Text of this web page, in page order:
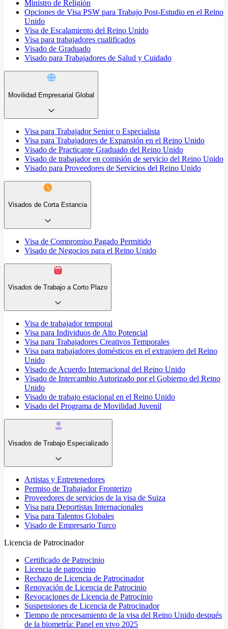
Ministro de Religión
Opciones de Visa PSW para Trabajo Post-Estudio en el Reino
Unido
Visa de Escalamiento del Reino Unido
Visa para trabajadores cualificados
Visado de Graduado
Visado para Trabajadores de Salud y Cuidado
Movilidad Empresarial Global
Visa para Trabajador Senior o Especialista
Visa para Trabajadores de Expansión en el Reino Unido
Visado de Practicante Graduado del Reino Unido
Visado de trabajador en comisión de servicio del Reino Unido
Visado para Proveedores de Servicios del Reino Unido
Visados de Corta Estancia
Visa de Compromiso Pagado Permitido
Visado de Negocios para el Reino Unido
Visados de Trabajo a Corto Plazo
Visa de trabajador temporal
Visa para Individuos de Alto Potencial
Visa para Trabajadores Creativos Temporales
Visa para trabajadores domésticos en el extranjero del Reino
Unido
Visado de Acuerdo Internacional del Reino Unido
Visado de Intercambio Autorizado por el Gobierno del Reino
Unido
Visado de trabajo estacional en el Reino Unido
Visado del Programa de Movilidad Juvenil
Visados de Trabajo Especializado
Artistas y Entretenedores
Permiso de Trabajador Fronterizo
Proveedores de servicios de la visa de Suiza
Visa para Deportistas Internacionales
Visa para Talentos Globales
Visado de Empresario Turco
Licencia de Patrocinador
Certificado de Patrocinio
Licencia de patrocinio
Rechazo de Licencia de Patrocinador
Renovación de Licencia de Patrocinio
Revocaciones de Licencia de Patrocinio
Suspensiones de Licencia de Patrocinador
Tiempo de procesamiento de la visa del Reino Unido después
de la biometría: Panel en vivo 2025